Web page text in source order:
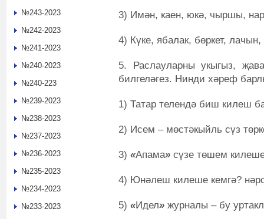
3) Имән, каен, юкә, чыршы,
4) Күке, ябалак, бөркет, лачын,
5. Раслауларны укыгыз,
билгеләгез. Нинди хәреф
1) Татар телендә биш килеш
2) Исем – мөстәкыйль сүз
3) «Апама» сүзе төшем
4) Юнәлеш килеше кемгә?
5) «Идел» журналы – бу
№243-2023
№242-2023
№241-2023
№240-2023
№240-223
№239-2023
№238-2023
№237-2023
№236-2023
№235-2023
№234-2023
№233-2023